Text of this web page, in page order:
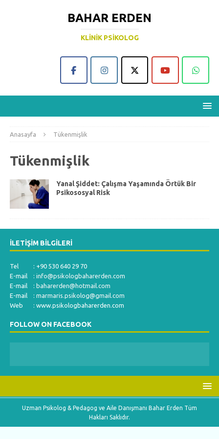
BAHAR ERDEN
KLINIK PSIKOLOG
Anasayfa Tükenmişlik
Tükenmişlik
Yanal Şiddet: Çalışma Yaşamında Örtük Bir
Psikososyal Risk
İLETIŞIM BILGILERI
Tel : +90 530 640 29 70
E-mail : info@psikologbaharerden.com
E-mail : baharerden@hotmail.com
E-mail : marmaris.psikolog@gmail.com
Web : www.psikologbaharerden.com
FOLLOW ON FACEBOOK
Uzman Psikolog & Pedagog ve Aile Danışmanı Bahar Erden Tüm
Hakları Saklıdır.